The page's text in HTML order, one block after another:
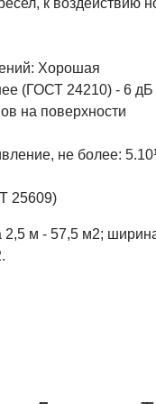
к воздействию
Хорошая
(ГОСТ 24210) - 6 дБ
на поверхности
не более:
25609)
2,5 м - 57,5 м2;